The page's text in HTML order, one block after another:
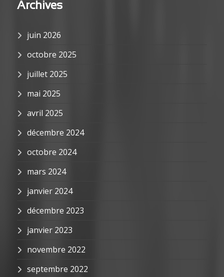
Archives
juin 2026
octobre 2025
juillet 2025
mai 2025
avril 2025
décembre 2024
octobre 2024
mars 2024
janvier 2024
décembre 2023
janvier 2023
novembre 2022
septembre 2022